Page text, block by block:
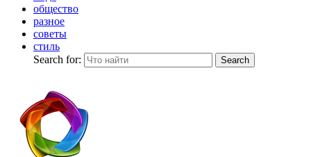
общество
разное
советы
стиль
Search for:
Search